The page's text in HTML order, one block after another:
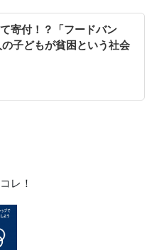
寄付！？「フードバン
子どもが貧困という社会
レ！